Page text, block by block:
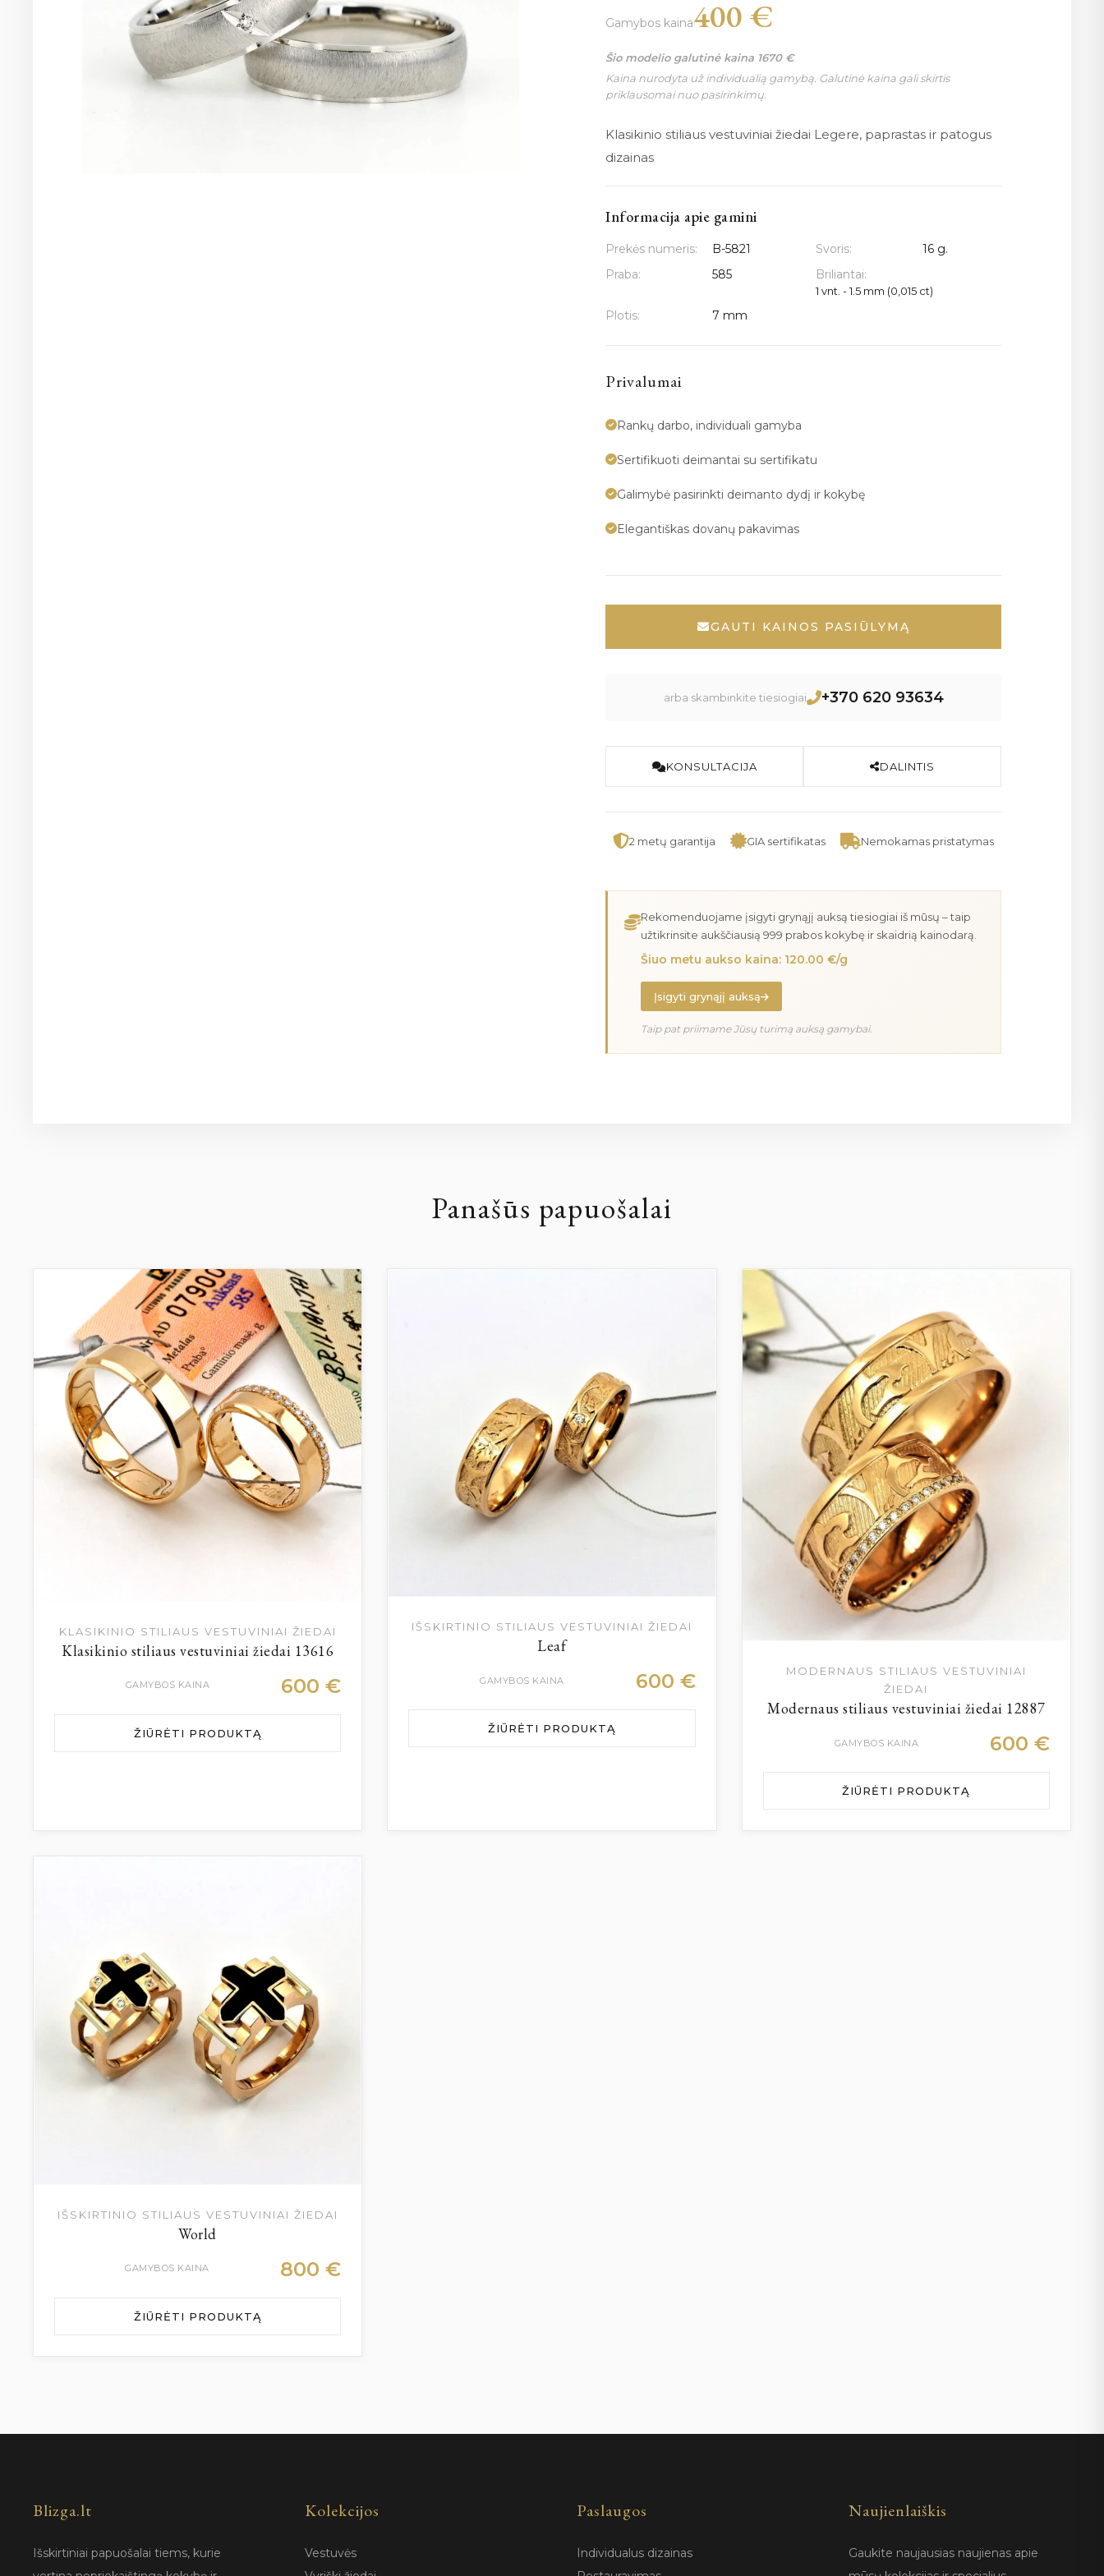
Gamybos kaina400 €
Šio modelio galutinė kaina 1670 €
Kaina nurodyta už individualią gamybą. Galutinė kaina gali skirtis
priklausomai nuo pasirinkimų.
Klasikinio stiliaus vestuviniai žiedai Legere, paprastas ir patogus
dizainas
Informacija apie gamini
Prekės numeris: B-5821 Svoris:
16 g.
Praba:
585 Briliantai:
1 vnt. - 1.5 mm (0,015 ct)
Plotis: 7 mm
Privalumai
Rankų darbo, individuali gamyba
Sertifikuoti deimantai su sertifikatu
Galimybė pasirinkti deimanto dydį ir kokybę
Elegantiškas dovanų pakavimas
GAUTI KAINOS PASIŪLYMĄ
arba skambinkite tiesiogiai +370 620 93634
KONSULTACIJA DALINTIS
2 metų garantija GIA sertifikatas Nemokamas pristatymas
Rekomenduojame įsigyti grynąjį auksą tiesiogiai iš mūsų – taip
užtikrinsite aukščiausią 999 prabos kokybę ir skaidrią kainodarą.
Šiuo metu aukso kaina: 120.00 €/g
Įsigyti grynąjį auksą
Taip pat priimame Jūsų turimą auksą gamybai.
Panašūs papuošalai
KLASIKINIO STILIAUS VESTUVINIAI ŽIEDAI
Klasikinio stiliaus vestuviniai žiedai 13616
GAMYBOS KAINA 600€
ŽIŪRĖTI PRODUKTĄ
IŠSKIRTINIO STILIAUS VESTUVINIAI ŽIEDAI
Leaf
GAMYBOS KAINA 600 €
ŽIŪRĖTI PRODUKTĄ
MODERNAUS STILIAUS VESTUVINIAI
ŽIEDAI
Modernaus stiliaus vestuviniai žiedai 12887
GAMYBOS KAINA 600 €
ŽIŪRĖTI PRODUKTĄ
IŠSKIRTINIO STILIAUS VESTUVINIAI ŽIEDAI
World
GAMYBOS KAINA 800€
ŽIŪRĖTI PRODUKTĄ
Blizga.lt
Išskirtiniai papuošalai tiems, kurie
Kolekcijos
Vestuvės
Paslaugos
Individualus dizainas
Naujienlaiškis
Gaukite naujausias naujienas apie